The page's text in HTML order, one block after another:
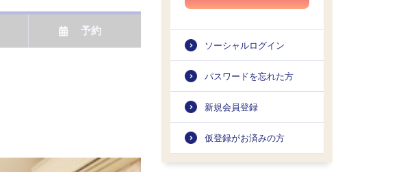
予約
ソーシャルログイン
パスワードを忘れた方
新規会員登録
仮登録がお済みの方